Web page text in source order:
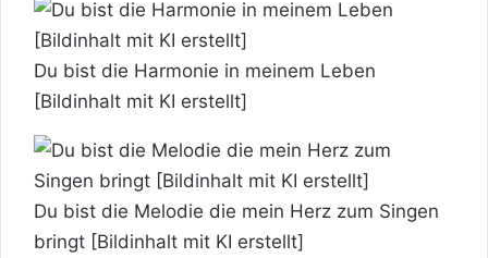
Du bist die Harmonie in meinem Leben
[Bildinhalt mit KI erstellt]
Du bist die Melodie die mein Herz zum Singen
bringt [Bildinhalt mit KI erstellt]